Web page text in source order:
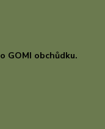
GOMI obchůdku.